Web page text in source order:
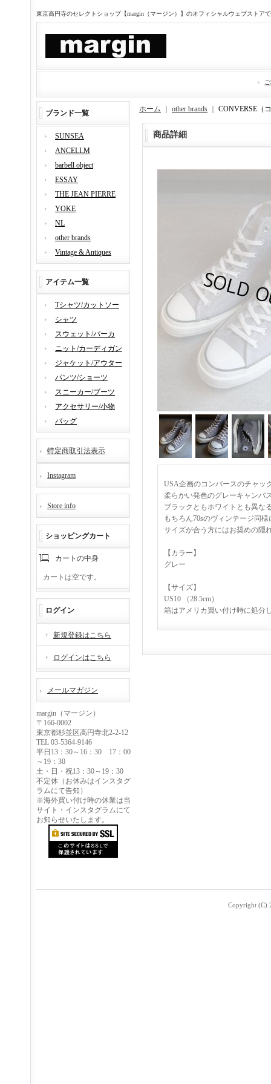
東京高円寺のセレクトショップ【margin（マージン）】のオフィシャルウェブストア
ブランド一覧
SUNSEA
ANCELLM
barbell object
ESSAY
THE JEAN PIERRE
YOKE
NL
other brands
Vintage & Antiques
アイテム一覧
Tシャツ/カットソー
シャツ
スウェット/パーカ
ニット/カーディガン
ジャケット/アウター
パンツ/ショーツ
スニーカー/ブーツ
アクセサリー/小物
バッグ
特定商取引法表示
Instagram
Store info
ショッピングカート
カートの中身
カートは空です。
ログイン
新規登録はこちら
ログインはこちら
メールマガジン
margin（マージン）
〒166-0002
東京都杉並区高円寺北2-2-12
TEL 03-5364-9146
平日13：30～16：30 17：00
～19：30
土・日・祝13：30～19：30
不定休（お休みはインスタグ
ラムにて告知）
※海外買い付け時の休業は当
サイト・インスタグラムにて
お知らせいたします。
ホーム other brands CONVERSE（
商品詳細
USA企画のコンバースのチャッ
柔らかい発色のグレーキャンバ
ブラックともホワイトとも異な
もちろん70sのヴィンテージ同
サイズが合う方にはお奨めの隠
【カラー】
グレー
【サイズ】
US10 （28.5cm）
箱はアメリカ買い付け時に処分
Copyright (C)